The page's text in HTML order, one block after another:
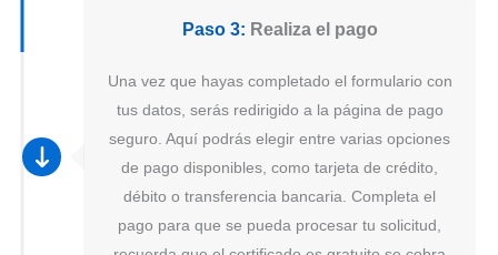
Paso 3: Realiza el pago
Una vez que hayas completado el formulario con
tus datos, serás redirigido a la página de pago
seguro. Aquí podrás elegir entre varias opciones
de pago disponibles, como tarjeta de crédito,
débito o transferencia bancaria. Completa el
pago para que se pueda procesar tu solicitud,